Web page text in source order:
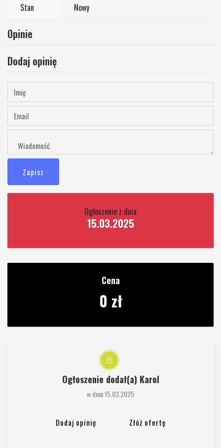
Stan Nowy
Opinie
Dodaj opinię
Zapisz
Ogłoszenie z dnia
15.03.2025
Cena
0 zł
Ogłoszenie dodał(a) Karol
w dniu 15.03.2025
Dodaj opinię Złóż ofertę